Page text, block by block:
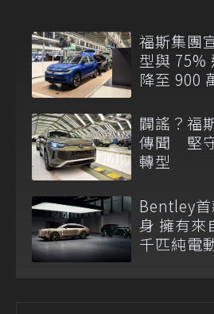
福斯集團
型與 75%
降至 900
闢謠？福
傳聞 堅
轉型
Bentley首
身 擁有來
千匹純電